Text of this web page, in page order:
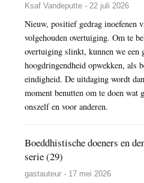
Ksaf Vandeputte - 22 juli 2026
Nieuw, positief gedrag inoefenen
volgehouden overtuiging. Om te
overtuiging slinkt, kunnen we een
hoogdringendheid opwekken, als
eindigheid. De uitdaging wordt
moment benutten om te doen wat
onszelf en voor anderen.
Boeddhistische doeners en
serie (29)
gastauteur - 17 mei 2026